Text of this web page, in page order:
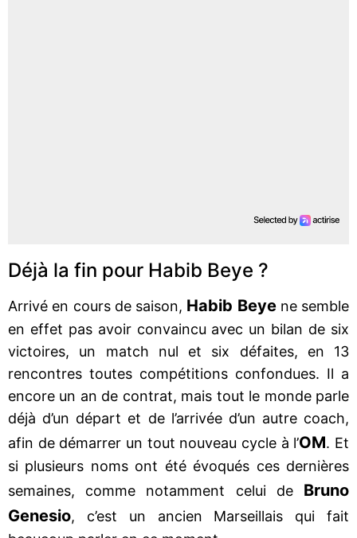
Déjà la fin pour Habib Beye ?
Arrivé en cours de saison, Habib Beyene semble
en effet pas avoir convaincu avec un bilan de six
victoires, un match nul et six défaites, en 13
rencontres toutes compétitions confondues. Il a
encore un an de contrat, mais tout le monde parle
déjà d’un départ et de l’arrivée d’un autre coach,
afin de démarrer un tout nouveau cycle à l’OM. Et
si plusieurs noms ont été évoqués ces dernières
semaines, comme notamment celui de Bruno
Genesio, c’est un ancien Marseillais qui fait